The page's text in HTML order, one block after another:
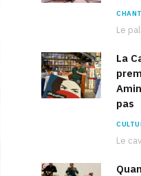
La
pas